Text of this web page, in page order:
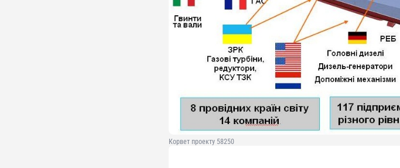
Корвет проекту 58250